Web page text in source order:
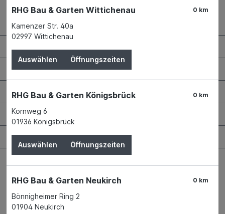
Kontaktdaten und Öffnungszeiten
Wissenswertes
Maschinen & Werkzeuge
Bauen & Renovieren
Garten & Landschaftsbau
Bestellung widerrufen
0 km
RHG Bau & Garten Wittichenau
Kamenzer Str. 40a
02997 Wittichenau
Auswählen Öffnungszeiten
0 km
RHG Bau & Garten Königsbrück
Kornweg 6
01936 Königsbrück
Auswählen Öffnungszeiten
0 km
RHG Bau & Garten Neukirch
Bönnigheimer Ring 2
01904 Neukirch